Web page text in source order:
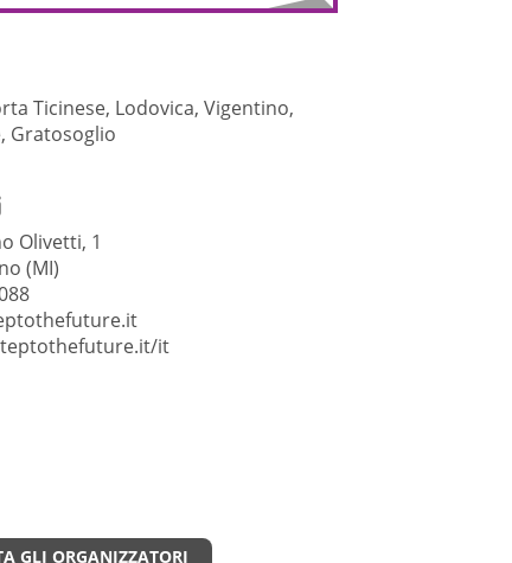
Ticinese, Lodovica, Vigentino,
Gratosoglio
Olivetti, 1
(MI)
it
GLI ORGANIZZATORI